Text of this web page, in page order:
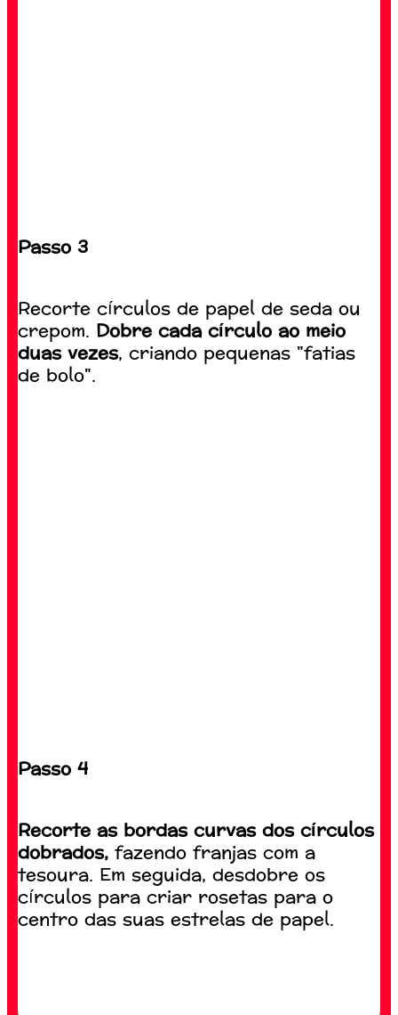
Passo 3
Recorte círculos de papel de seda ou
crepom. Dobre cada círculo ao meio
duas vezes, criando pequenas "fatias
de bolo".
Passo 4
Recorte as bordas curvas dos círculos
dobrados,fazendo franjas com a
tesoura. Em seguida, desdobre os
círculos para criar rosetas para o
centro das suas estrelas de papel.